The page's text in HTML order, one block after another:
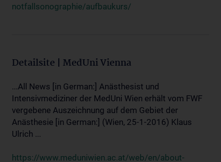
notfallsonographie/aufbaukurs/
Detailsite | MedUni Vienna
...All News [in German:] Anästhesist und
Intensivmediziner der MedUni Wien erhält vom FWF
vergebene Auszeichnung auf dem Gebiet der
Anästhesie [in German:] (Wien, 25-1-2016) Klaus
Ulrich ...
https://www.meduniwien.ac.at/web/en/about-